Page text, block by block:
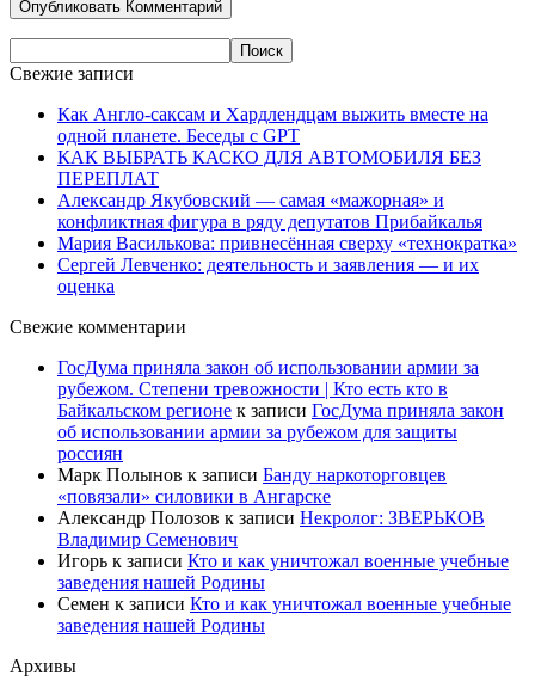
Свежие записи
Как Англо-саксам и Хардлендцам выжить вместе на
одной планете. Беседы с GPT
КАК ВЫБРАТЬ КАСКО ДЛЯ АВТОМОБИЛЯ БЕЗ
ПЕРЕПЛАТ
Александр Якубовский — самая «мажорная» и
конфликтная фигура в ряду депутатов Прибайкалья
Мария Василькова: привнесённая сверху «технократка»
Сергей Левченко: деятельность и заявления — и их
оценка
Свежие комментарии
ГосДума приняла закон об использовании армии за
рубежом. Степени тревожности | Кто есть кто в
Байкальском регионе к записи ГосДума приняла закон
об использовании армии за рубежом для защиты
россиян
Марк Полынов к записи Банду наркоторговцев
«повязали» силовики в Ангарске
Александр Полозов к записи Некролог: ЗВЕРЬКОВ
Владимир Семенович
Игорь к записи Кто и как уничтожал военные учебные
заведения нашей Родины
Семен к записи Кто и как уничтожал военные учебные
заведения нашей Родины
Архивы